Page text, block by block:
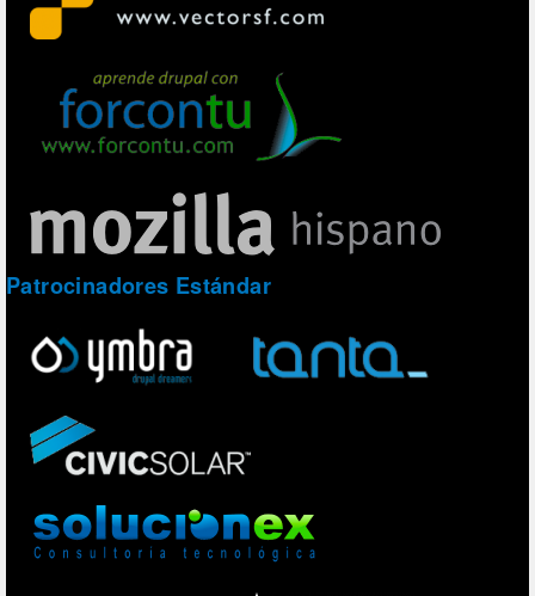
Patrocinadores Estándar